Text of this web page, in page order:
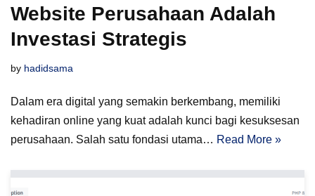
Website Perusahaan Adalah
Investasi Strategis
by hadidsama
Dalam era digital yang semakin berkembang, memiliki
kehadiran online yang kuat adalah kunci bagi kesuksesan
perusahaan. Salah satu fondasi utama… Read More »